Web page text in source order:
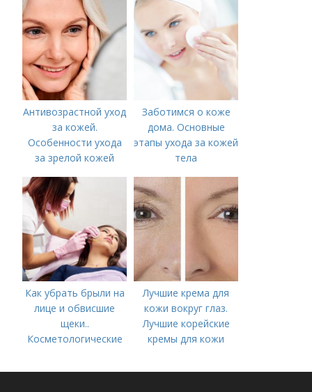
Антивозрастной уход
за кожей.
Особенности ухода
за зрелой кожей
Заботимся о коже
дома. Основные
этапы ухода за кожей
тела
Как убрать брыли на
лице и обвисшие
щеки..
Косметологические
Лучшие крема для
кожи вокруг глаз.
Лучшие корейские
кремы для кожи
году